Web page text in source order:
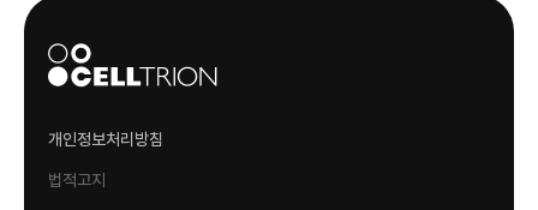
개인정보처리방침
법적고지